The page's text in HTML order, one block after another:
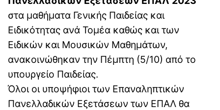
στα μαθήματα Γενικής Παιδείας και
Ειδικότητας ανά Τομέα καθώς και των
Ειδικών και Μουσικών Μαθημάτων,
ανακοινώθηκαν την Πέμπτη (5/10) από το
υπουργείο Παιδείας.
Όλοι οι υποψήφιοι των Επαναληπτικών
Πανελλαδικών Εξετάσεων των ΕΠΑΛ θα